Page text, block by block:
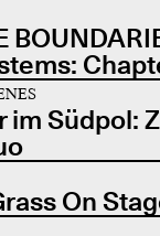
im Südpol:
On